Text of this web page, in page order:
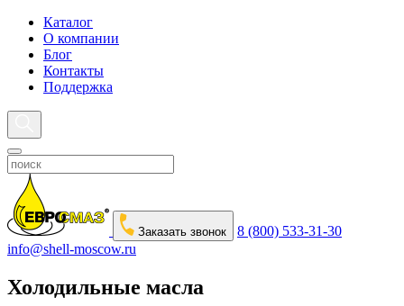
Каталог
О компании
Блог
Контакты
Поддержка
Заказать звонок
8 (800) 533-31-30
info@shell-moscow.ru
Холодильные масла